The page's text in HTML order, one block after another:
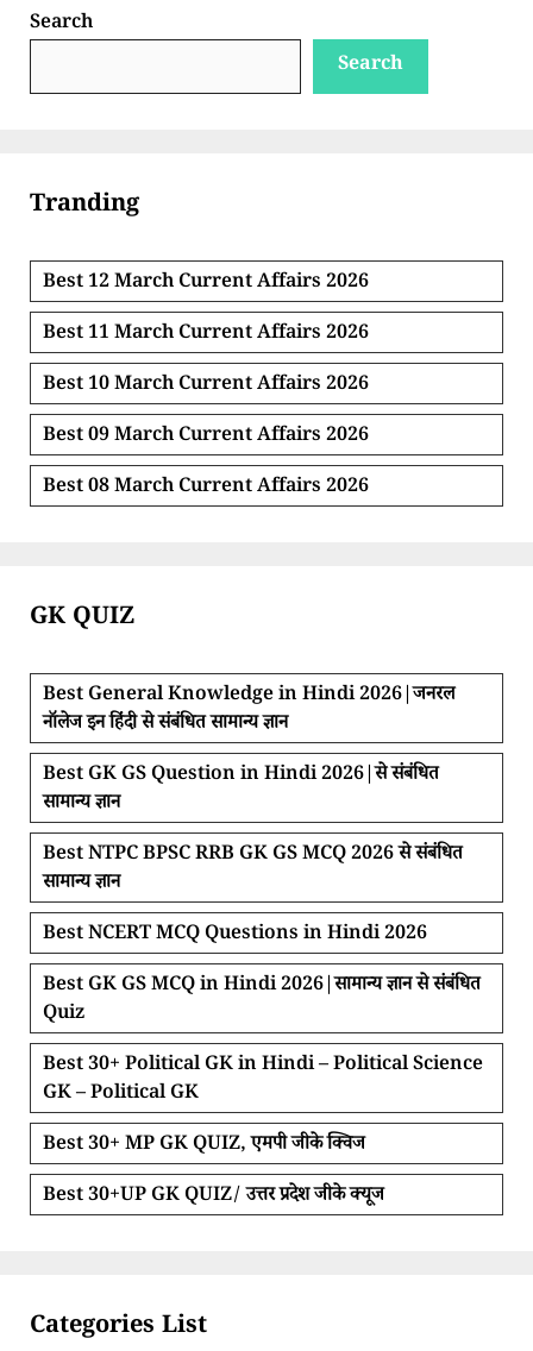
Search
Search
Tranding
Best 12 March Current Affairs 2026
Best 11 March Current Affairs 2026
Best 10 March Current Affairs 2026
Best 09 March Current Affairs 2026
Best 08 March Current Affairs 2026
GK QUIZ
Best General Knowledge in Hindi 2026|जनरल
नॉलेज इन हिंदी से संबंधित सामान्य ज्ञान
Best GK GS Question in Hindi 2026|से संबंधित
सामान्य ज्ञान
Best NTPC BPSC RRB GK GS MCQ 2026 से संबंधित
सामान्य ज्ञान
Best NCERT MCQ Questions in Hindi 2026
Best GK GS MCQ in Hindi 2026|सामान्य ज्ञान से संबंधित
Quiz
Best 30+ Political GK in Hindi – Political Science
GK – Political GK
Best 30+ MP GK QUIZ, एमपी जीके क्विज
Best 30+UP GK QUIZ/ उत्तर प्रदेश जीके क्यूज
Categories List